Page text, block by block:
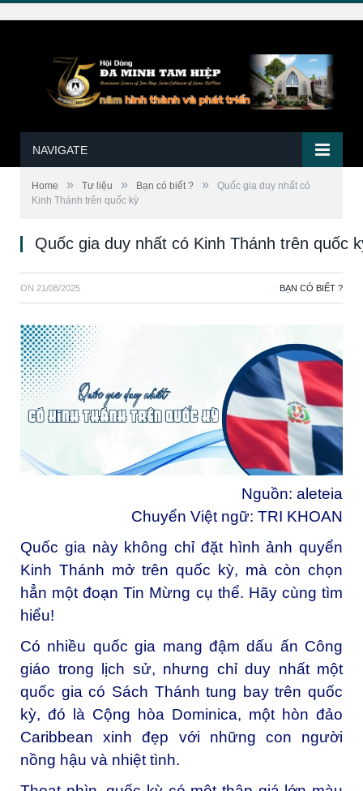
NAVIGATE
Home » Tư liệu » Bạn có biết ? »
Quốc gia duy nhất có
Kinh Thánh trên quốc kỳ
Quốc gia duy nhất có Kinh Thánh trên quốc
ON 21/08/2025 BẠN CÓ BIẾT ?
Nguồn: aleteia
Chuyển Việt ngữ: TRI KHOAN
Quốc gia này không chỉ đặt hình ảnh quyển
Kinh Thánh mở trên quốc kỳ, mà còn chọn
hẳn một đoạn Tin Mừng cụ thể. Hãy cùng tìm
hiểu!
Có nhiều quốc gia mang đậm dấu ấn Công
giáo trong lịch sử, nhưng chỉ duy nhất một
quốc gia có Sách Thánh tung bay trên quốc
kỳ, đó là Cộng hòa Dominica, một hòn đảo
Caribbean xinh đẹp với những con người
nồng hậu và nhiệt tình.